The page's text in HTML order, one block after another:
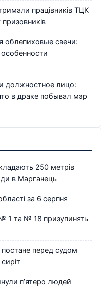
працівників ТЦК
облепиховые свечи:
должностное лицо:
в драке побывал мэр
250 метрів
в Марганець
за 6 серпня
№ 1 та № 18 призупинять
перед судом
п’ятеро людей